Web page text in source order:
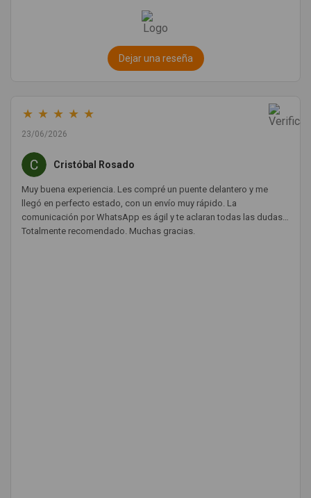
Dejar una reseña
★ ★ ★ ★ ★
23/06/2026
Cristóbal Rosado
Muy buena experiencia. Les compré un puente delantero y me
llegó en perfecto estado, con un envío muy rápido. La
comunicación por WhatsApp es ágil y te aclaran todas las dudas.
Totalmente recomendado. Muchas gracias.